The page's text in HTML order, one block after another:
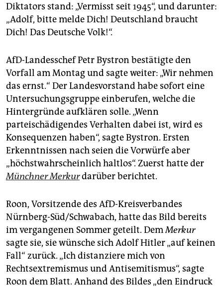
abo
genossenschaft
Diktators stand: „Vermisst seit 1945“, und darunter:
„Adolf, bitte melde Dich! Deutschland braucht
Dich! Das Deutsche Volk!“.
AfD-Landesschef Petr Bystron bestätigte den
Vorfall am Montag und sagte weiter: „Wir nehmen
das ernst.“ Der Landesvorstand habe sofort eine
Untersuchungsgruppe einberufen, welche die
Hintergründe aufklären solle. „Wenn
parteischädigendes Verhalten dabei ist, wird es
Konsequenzen haben“, sagte Bystron. Ersten
Erkenntnissen nach seien die Vorwürfe aber
„höchstwahrscheinlich haltlos“. Zuerst hatte der
Münchner Merkurdarüber berichtet.
Roon, Vorsitzende des AfD-Kreisverbandes
Nürnberg-Süd/Schwabach, hatte das Bild bereits
im vergangenen Sommer geteilt. DemMerkur
sagte sie, sie wünsche sich Adolf Hitler „auf keinen
Fall“ zurück. „Ich distanziere mich von
Rechtsextremismus und Antisemitismus“, sagte
Roon dem Blatt. Anhand des Bildes „den Eindruck